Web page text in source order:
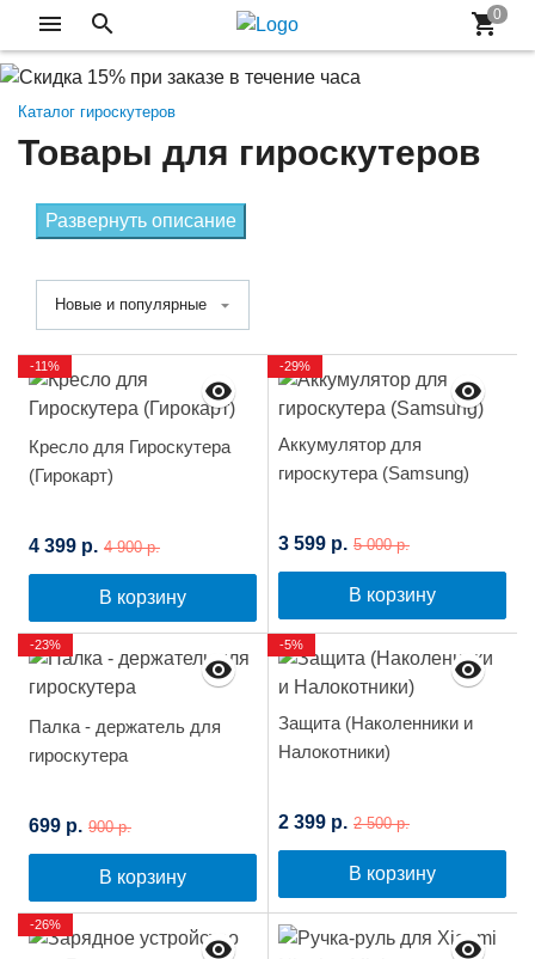
Каталог гироскутеров
Товары для гироскутеров
Развернуть описание
Новые и популярные
Кресло для Гироскутера
(Гирокарт)
4 399 р. 4 900 р.
В корзину
-11%
Аккумулятор для
гироскутера (Samsung)
3 599 р. 5 000 р.
В корзину
-29%
Палка - держатель для
гироскутера
699 р. 900 р.
В корзину
-23%
Защита (Наколенники и
Налокотники)
2 399 р. 2 500 р.
В корзину
-5%
-26%